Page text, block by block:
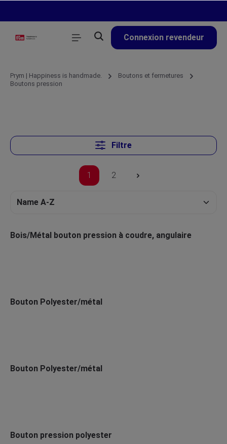
Connexion revendeur
Prym | Happiness is handmade.
Boutons et fermetures
Boutons pression
Filtre
1 2
Bois/Métal bouton pression à coudre, angulaire
Bouton Polyester/métal
Bouton Polyester/métal
Bouton pression polyester